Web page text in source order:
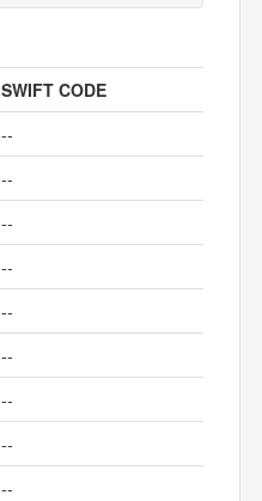
SWIFT CODE
--
--
--
--
--
--
--
--
--